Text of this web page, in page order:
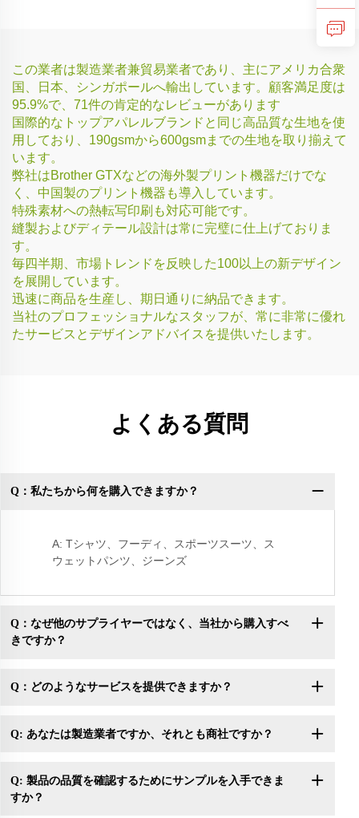
この業者は製造業者兼貿易業者であり、主にアメリカ合衆
国、日本、シンガポールへ輸出しています。顧客満足度は
95.9%で、71件の肯定的なレビューがあります
国際的なトップアパレルブランドと同じ高品質な生地を使
用しており、190gsmから600gsmまでの生地を取り揃えて
います。
弊社はBrother GTXなどの海外製プリント機器だけでな
く、中国製のプリント機器も導入しています。
特殊素材への熱転写印刷も対応可能です。
縫製およびディテール設計は常に完璧に仕上げておりま
す。
毎四半期、市場トレンドを反映した100以上の新デザイン
を展開しています。
迅速に商品を生産し、期日通りに納品できます。
当社のプロフェッショナルなスタッフが、常に非常に優れ
たサービスとデザインアドバイスを提供いたします。
よくある質問
Q：私たちから何を購入できますか？
A: Tシャツ、フーディ、スポーツスーツ、ス
ウェットパンツ、ジーンズ
Q：なぜ他のサプライヤーではなく、当社から購入すべ
きですか？
Q：どのようなサービスを提供できますか？
Q: あなたは製造業者ですか、それとも商社ですか？
Q: 製品の品質を確認するためにサンプルを入手できま
すか？